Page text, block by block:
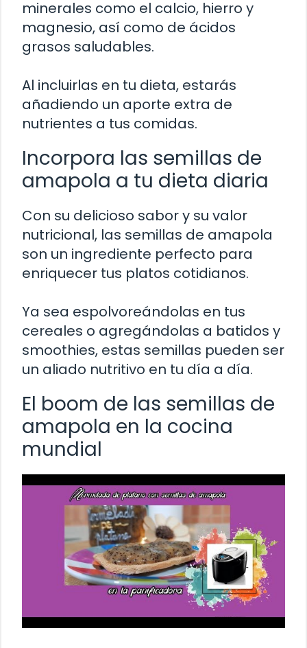
minerales como el calcio, hierro y
magnesio, así como de ácidos
grasos saludables.
Al incluirlas en tu dieta, estarás
añadiendo un aporte extra de
nutrientes a tus comidas.
Incorpora las semillas de
amapola a tu dieta diaria
Con su delicioso sabor y su valor
nutricional, las semillas de amapola
son un ingrediente perfecto para
enriquecer tus platos cotidianos.
Ya sea espolvoreándolas en tus
cereales o agregándolas a batidos y
smoothies, estas semillas pueden ser
un aliado nutritivo en tu día a día.
El boom de las semillas de
amapola en la cocina
mundial